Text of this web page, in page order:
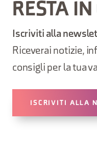
RESTA IN
Iscriviti alla
Riceverai notizie,
consigli per la tua
ISCRIVITI ALLA